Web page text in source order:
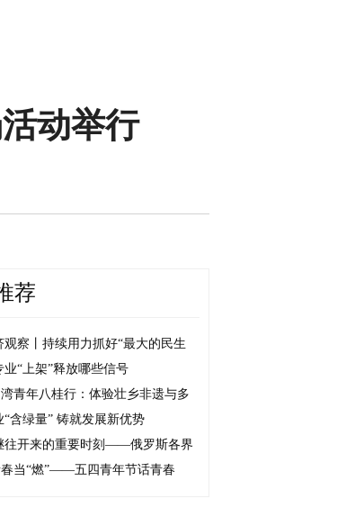
动举行
荐
观察丨持续用力抓好“最大的民生
业“上架”释放哪些信号
青年八桂行：体验壮乡非遗与多
“含绿量” 铸就发展新优势
往开来的重要时刻——俄罗斯各界
当“燃”——五四青年节话青春